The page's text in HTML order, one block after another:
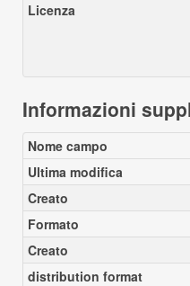
Licenza
Informazioni
Nome campo
Ultima modifica
Creato
Formato
Creato
distribution format